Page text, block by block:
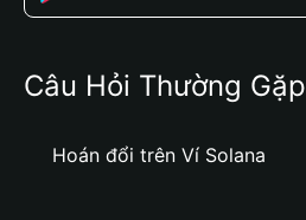
Câu Hỏi Thường Gặp
Hoán đổi trên Ví Solana